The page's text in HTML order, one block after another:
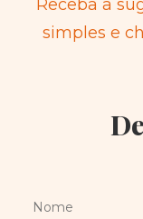
Receba a
simples e